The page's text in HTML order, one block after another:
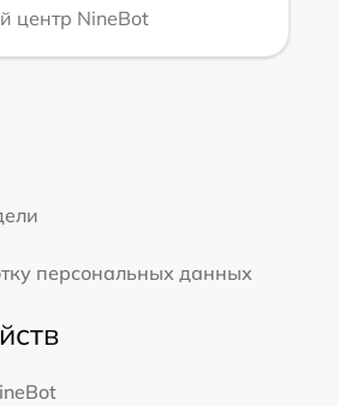
центр NineBot
персональных данных